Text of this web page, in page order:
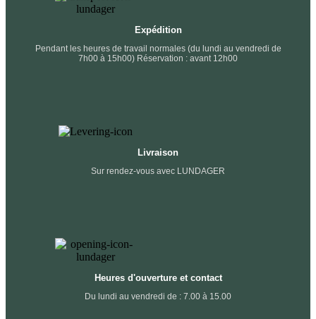
Expédition
Pendant les heures de travail normales (du lundi au vendredi de
7h00 à 15h00) Réservation : avant 12h00
Livraison
Sur rendez-vous avec LUNDAGER
Heures d'ouverture et contact
Du lundi au vendredi de : 7.00 à 15.00